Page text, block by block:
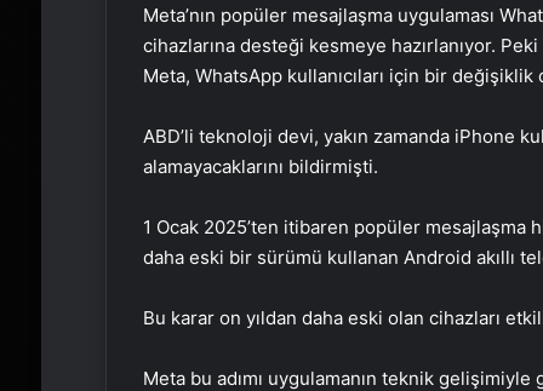
Meta’nın popüler mesajlaşma uygulaması
cihazlarına desteği kesmeye hazırlanıyor.
Meta, WhatsApp kullanıcıları için bir değişiklik
ABD’li teknoloji devi, yakın zamanda iPhone
alamayacaklarını bildirmişti.
1 Ocak 2025’ten itibaren popüler
daha eski bir sürümü kullanan Android akıllı
Bu karar on yıldan daha eski olan cihazları
Meta bu adımı uygulamanın teknik